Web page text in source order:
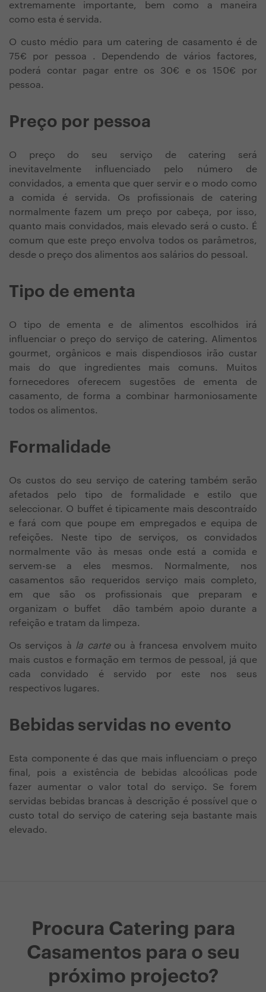
extremamente importante, bem como a maneira
como esta é servida.
O custo médio para um catering de casamento é de
75€ por pessoa . Dependendo de vários factores,
poderá contar pagar entre os 30€ e os 150€ por
pessoa.
Preço por pessoa
O preço do seu serviço de catering será
inevitavelmente influenciado pelo número de
convidados, a ementa que quer servir e o modo como
a comida é servida. Os profissionais de catering
normalmente fazem um preço por cabeça, por isso,
quanto mais convidados, mais elevado será o custo. É
comum que este preço envolva todos os parâmetros,
desde o preço dos alimentos aos salários do pessoal.
Tipo de ementa
O tipo de ementa e de alimentos escolhidos irá
influenciar o preço do serviço de catering. Alimentos
gourmet, orgânicos e mais dispendiosos irão custar
mais do que ingredientes mais comuns. Muitos
fornecedores oferecem sugestões de ementa de
casamento, de forma a combinar harmoniosamente
todos os alimentos.
Formalidade
Os custos do seu serviço de catering também serão
afetados pelo tipo de formalidade e estilo que
seleccionar. O buffet é tipicamente mais descontraído
e fará com que poupe em empregados e equipa de
refeições. Neste tipo de serviços, os convidados
normalmente vão às mesas onde está a comida e
servem-se a eles mesmos. Normalmente, nos
casamentos são requeridos serviço mais completo,
em que são os profissionais que preparam e
organizam o buffet dão também apoio durante a
refeição e tratam da limpeza.
Os serviços à la carteou à francesa envolvem muito
mais custos e formação em termos de pessoal, já que
cada convidado é servido por este nos seus
respectivos lugares.
Bebidas servidas no evento
Esta componente é das que mais influenciam o preço
final, pois a existência de bebidas alcoólicas pode
fazer aumentar o valor total do serviço. Se forem
servidas bebidas brancas à descrição é possível que o
custo total do serviço de catering seja bastante mais
elevado.
Procura Catering para
Casamentos para o seu
próximo projecto?